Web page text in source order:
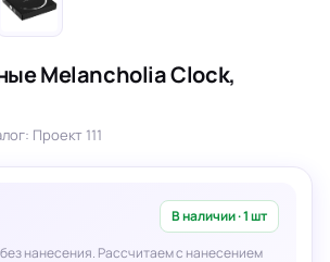
Melancholia Clock,
Проект 111
В наличии · 1 шт
нанесения. Рассчитаем с нанесением